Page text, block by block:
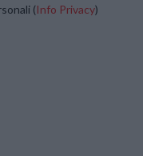
(Info Privacy)